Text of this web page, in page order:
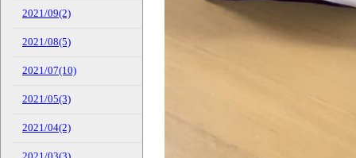
2021/09(2)
2021/08(5)
2021/07(10)
2021/05(3)
2021/04(2)